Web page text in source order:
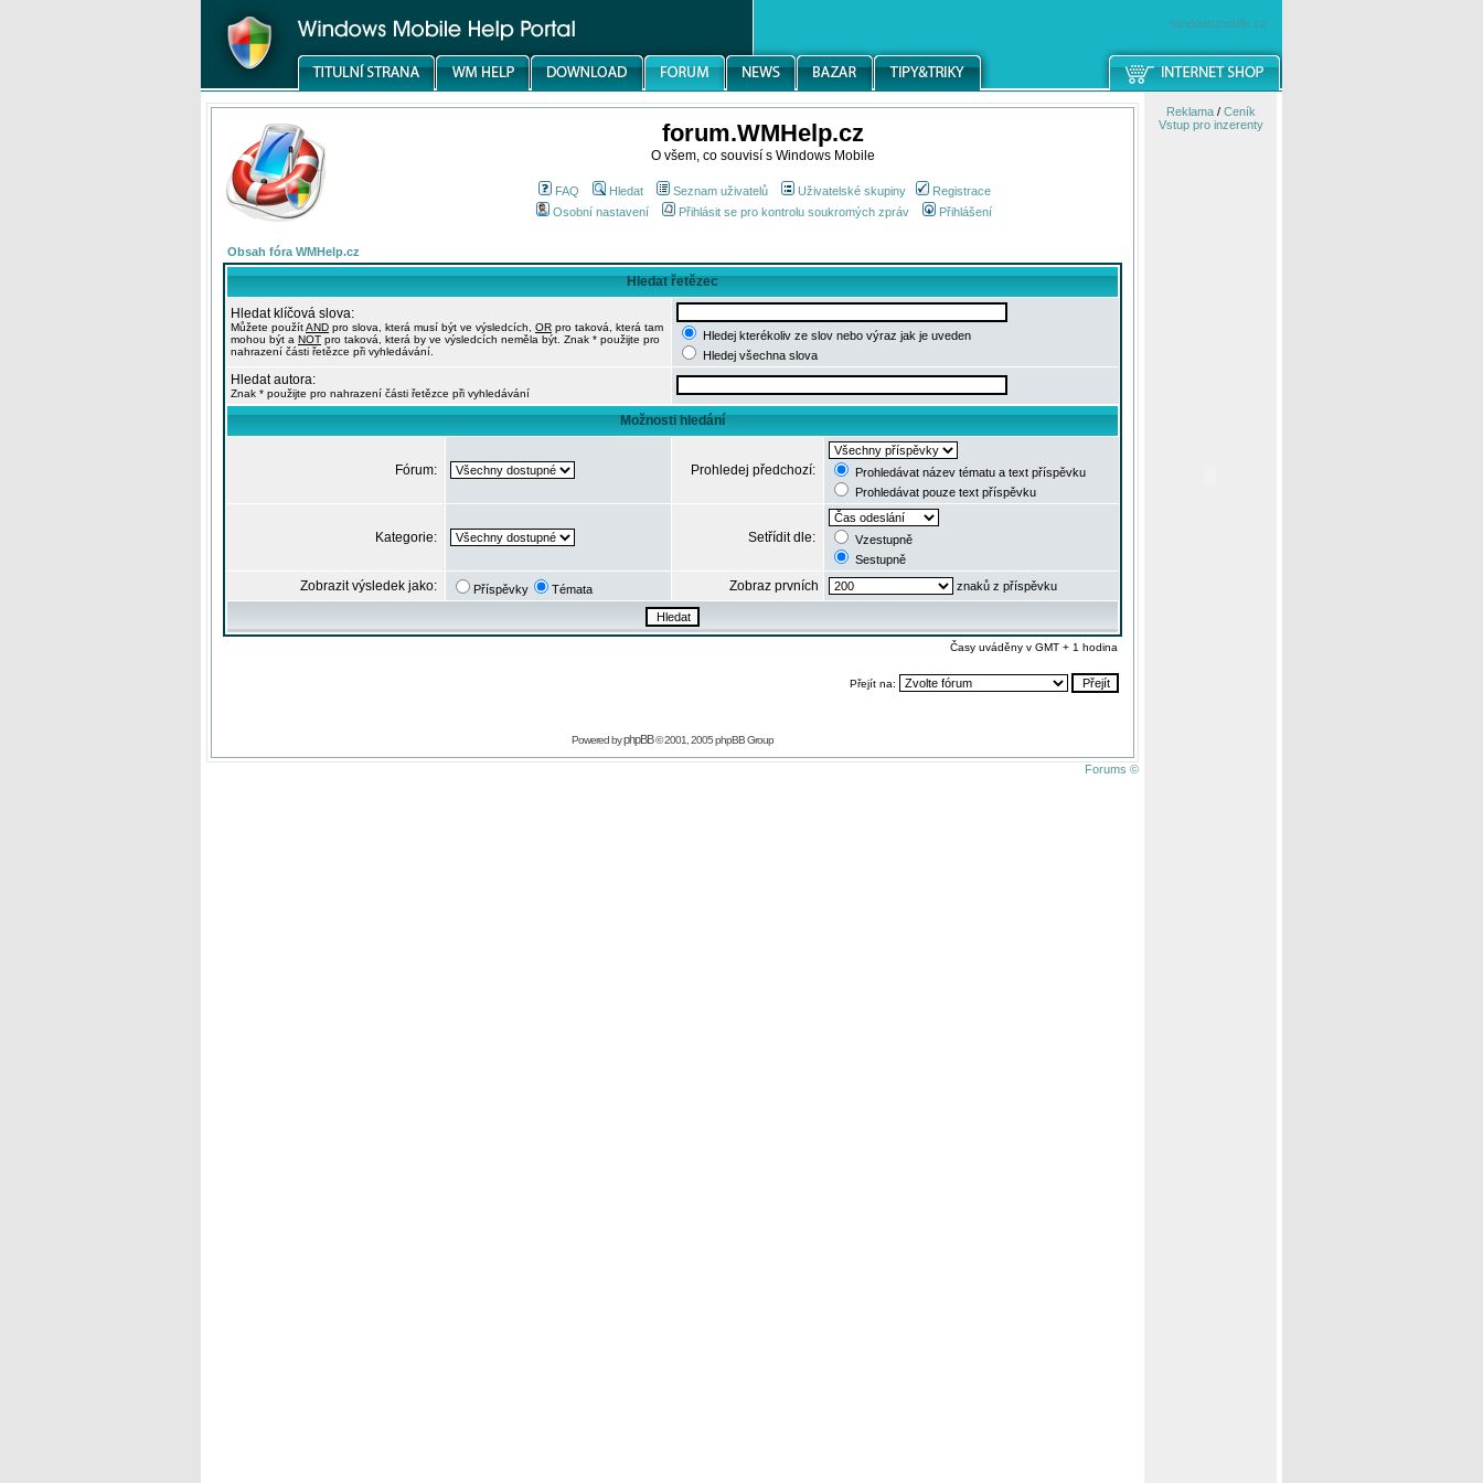
windowsmobile.cz
forum.WMHelp.cz
O všem, co souvisí s Windows Mobile
FAQ Hledat Seznam uživatelů Uživatelské skupiny
Registrace
Osobní nastavení
Přihlásit se pro kontrolu soukromých zpráv Přihlášení
Obsah fóra WMHelp.cz
Hledat řetězec
Hledat klíčová slova:
Můžete použítAND pro slova, která musí být ve výsledcích, OR pro taková, která tam
mohou být a NOT pro taková, která by ve výsledcích neměla být. Znak * použijte pro
nahrazení části řetězce při vyhledávání.
Hledej kterékoliv ze slov nebo výraz jak je uveden
Hledej všechna slova
Hledat autora:
Znak * použijte pro nahrazení části řetězce při vyhledávání
Možnosti hledání
Fórum: Prohledej předchozí:
Prohledávat název tématu a text příspěvku
Prohledávat pouze text příspěvku
Kategorie: Setřídit dle:
Vzestupně
Sestupně
Zobrazit výsledek jako: Příspěvky Témata Zobraz prvních znaků z příspěvku
Časy uváděny v GMT + 1 hodina
Přejít na:
Powered byphpBB© 2001, 2005 phpBB Group
Forums ©
Reklama/ Ceník
Vstup pro inzerenty